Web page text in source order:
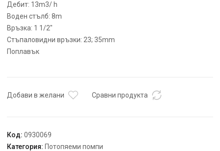
Дебит: 13m3/ h
Воден стълб: 8m
Връзка: 1 1/2″
Стъпаловидни връзки: 23; 35mm
Поплавък
Добави в желани Сравни продукта
Код: 0930069
Категория: Потопяеми помпи